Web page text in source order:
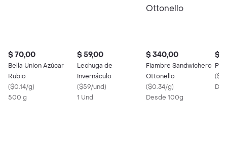
$ 70,00
Bella Union Azúcar
Rubio
($0.14/g)
500 g
$ 59,00
Lechuga de
Invernáculo
($59/und)
1 Und
$ 340,00
Fiambre Sandwichero
Ottonello
($0.34/g)
Desde 100g
$
(